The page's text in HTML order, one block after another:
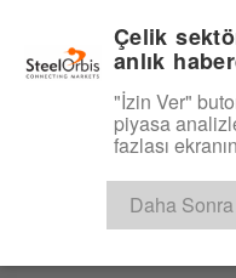
Çelik
anlık
"İzin Ver"
piyasa
fazlası
Daha Sonra